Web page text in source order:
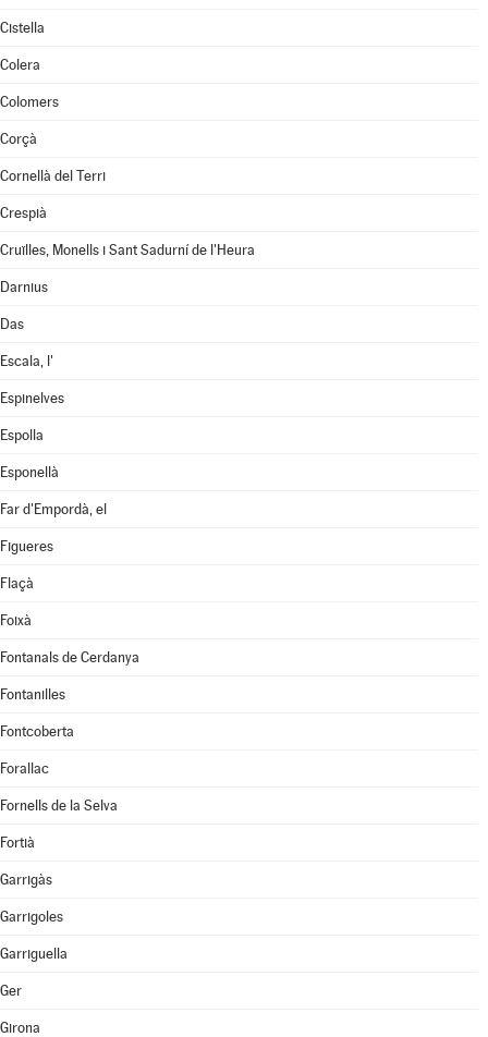
Cistella
Colera
Colomers
Corçà
Cornellà del Terri
Crespià
Cruïlles, Monells i Sant Sadurní de l'Heura
Darnius
Das
Escala, l'
Espinelves
Espolla
Esponellà
Far d'Empordà, el
Figueres
Flaçà
Foixà
Fontanals de Cerdanya
Fontanilles
Fontcoberta
Forallac
Fornells de la Selva
Fortià
Garrigàs
Garrigoles
Garriguella
Ger
Girona